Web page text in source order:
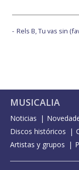
Rels B, Tu vas sin
MUSICALIA
Noticias
Discos históricos
Artistas y grupos